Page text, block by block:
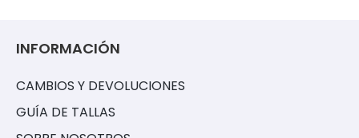
INFORMACIÓN
CAMBIOS Y DEVOLUCIONES
GUÍA DE TALLAS